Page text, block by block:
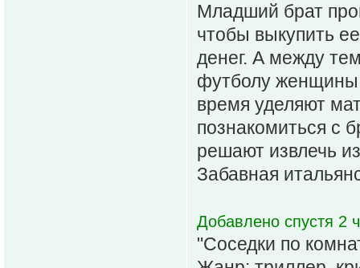
Младший брат
чтобы выкупить
денег. А между
футболу женщины
время уделяют
познакомиться с
решают извлечь
Забавная
Добавлено спустя 2
"Соседки по